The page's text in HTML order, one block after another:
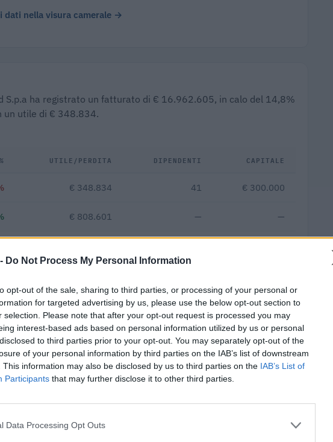
Do Not Process My Personal Information
opt-out of the sale, sharing to third parties, or processing of your personal or
for targeted advertising by us, please use the below opt-out section to
selection. Please note that after your opt-out request is processed you may
interest-based ads based on personal information utilized by us or personal
to third parties prior to your opt-out. You may separately opt-out of the
of your personal information by third parties on the IAB’s list of downstream
This information may also be disclosed by us to third parties on the IAB’s List of
Participants that may further disclose it to other third parties.
Data Processing Opt Outs
dati nella visura camerale →
S.p.a ha registrato un fatturato di € 16.962.605, in calo del 14,8%
un utile di € 348.834.
UTILE/PERDITA DIPENDENTI CAPITALE
€ 348.834 41 € 300.000
€ 808.601 — —
€ 413.722
Fatturato per dipendente
pubblici per un totale di almeno 6.057.488 euro (2020–2026).
ENTE CONCEDENTE